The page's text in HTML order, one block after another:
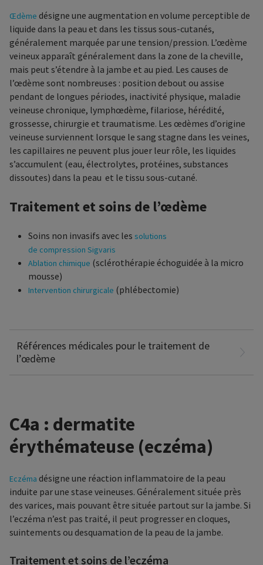
Œdème désigne une augmentation en volume perceptible de
liquide dans la peau et dans les tissus sous-cutanés,
généralement marquée par une tension/pression. L’œdème
veineux apparaît généralement dans la zone de la cheville,
mais peut s’étendre à la jambe et au pied. Les causes de
l’œdème sont nombreuses : position debout ou assise
pendant de longues périodes, inactivité physique, maladie
veineuse chronique, lymphœdème, filariose, hérédité,
grossesse, chirurgie et traumatisme. Les œdèmes d’origine
veineuse surviennent lorsque le sang stagne dans les veines,
les capillaires ne peuvent plus jouer leur rôle, les liquides
s’accumulent (eau, électrolytes, protéines, substances
dissoutes) dans la peau et le tissu sous-cutané.
Traitement et soins de l’œdème
Soins non invasifs avec les solutions
de compression Sigvaris
Ablation chimique (sclérothérapie échoguidée à la micro
mousse)
Intervention chirurgicale (phlébectomie)
Références médicales pour le traitement de
l’œdème
C4a : dermatite
érythémateuse (eczéma)
Eczéma désigne une réaction inflammatoire de la peau
induite par une stase veineuses. Généralement située près
des varices, mais pouvant être située partout sur la jambe. Si
l’eczéma n’est pas traité, il peut progresser en cloques,
suintements ou desquamation de la peau de la jambe.
Traitement et soins de l’eczéma